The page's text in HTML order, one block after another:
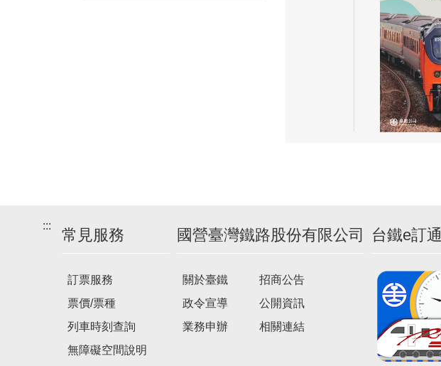
:::
常見服務
訂票服務
票價/票種
列車時刻查詢
無障礙空間說明
國營臺灣鐵路股份有限公司
關於臺鐵
政令宣導
業務申辦
招商公告
公開資訊
相關連結
台鐵e訂通